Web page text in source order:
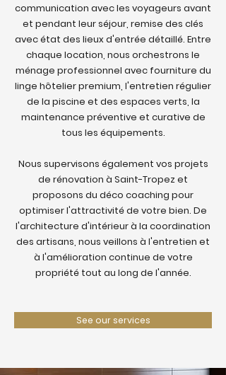
communication avec les voyageurs avant
et pendant leur séjour, remise des clés
avec état des lieux d'entrée détaillé. Entre
chaque location, nous orchestrons le
ménage professionnel avec fourniture du
linge hôtelier premium, l'entretien régulier
de la piscine et des espaces verts, la
maintenance préventive et curative de
tous les équipements.
Nous supervisons également vos projets
de rénovation à Saint-Tropez et
proposons du déco coaching pour
optimiser l'attractivité de votre bien. De
l'architecture d'intérieur à la coordination
des artisans, nous veillons à l'entretien et
à l'amélioration continue de votre
propriété tout au long de l'année.
See our services